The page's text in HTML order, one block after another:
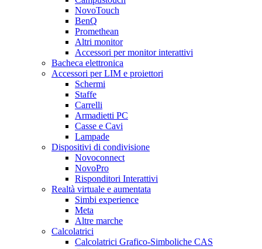
NovoTouch
BenQ
Promethean
Altri monitor
Accessori per monitor interattivi
Bacheca elettronica
Accessori per LIM e proiettori
Schermi
Staffe
Carrelli
Armadietti PC
Casse e Cavi
Lampade
Dispositivi di condivisione
Novoconnect
NovoPro
Risponditori Interattivi
Realtà virtuale e aumentata
Simbi experience
Meta
Altre marche
Calcolatrici
Calcolatrici Grafico-Simboliche CAS